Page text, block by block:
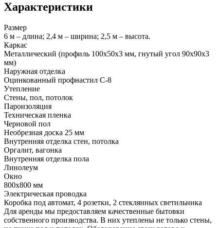
Характеристики
Размер
6 м – длина; 2,4 м – ширина; 2,5 м – высота.
Каркас
Металлический (профиль 100х50х3 мм, гнутый угол 90х90х3
мм)
Наружная отделка
Оцинкованный профнастил С-8
Утепление
Стены, пол, потолок
Пароизоляция
Техническая пленка
Черновой пол
Необрезная доска 25 мм
Внутренняя отделка стен, потолка
Оргалит, вагонка
Внутренняя отделка пола
Линолеум
Окно
800х800 мм
Электрическая проводка
Коробка под автомат, 4 розетки, 2 стеклянных светильника
Для аренды мы предоставляем качественные бытовки
собственного производства. В них утеплены не только стены,